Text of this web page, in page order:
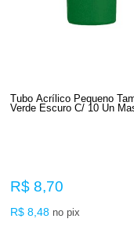
Tubo Acrílico Pequeno
Verde Escuro C/ 10 Un
R$ 8,70
R$ 8,48 no pix